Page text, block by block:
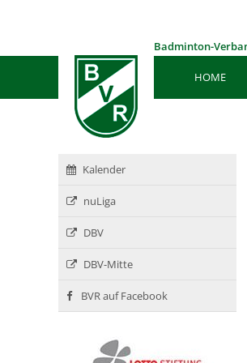
Badminton-
HOME
Kalender
nuLiga
DBV
DBV-Mitte
BVR auf Facebook